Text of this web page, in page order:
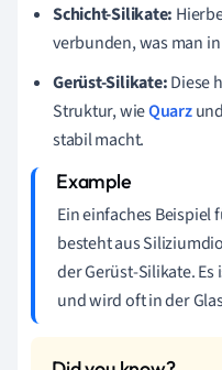
Schicht-Silikate:
verbunden, was man
Gerüst-Silikate:Diese
Struktur, wieQuarz
stabil macht.
Ein einfaches Beispiel
besteht aus
der Gerüst-Silikate.
und wird oft in der